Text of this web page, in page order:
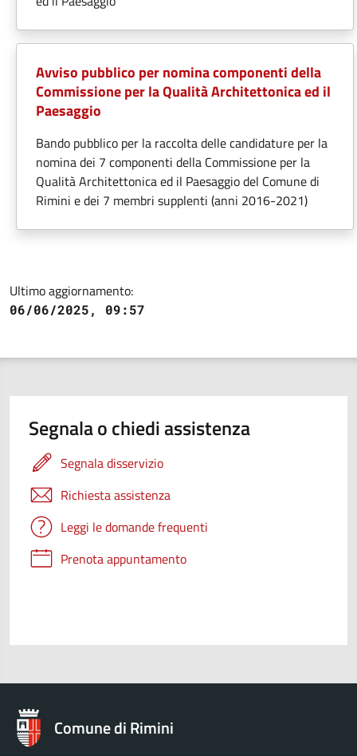
Avviso pubblico per nomina componenti della
Commissione per la Qualità Architettonica ed il
Paesaggio
Bando pubblico per la raccolta delle candidature per la
nomina dei 7 componenti della Commissione per la
Qualità Architettonica ed il Paesaggio del Comune di
Rimini e dei 7 membri supplenti (anni 2016-2021)
Ultimo aggiornamento:
06/06/2025, 09:57
Segnala o chiedi assistenza
Segnala disservizio
Richiesta assistenza
Leggi le domande frequenti
Prenota appuntamento
Comune di Rimini